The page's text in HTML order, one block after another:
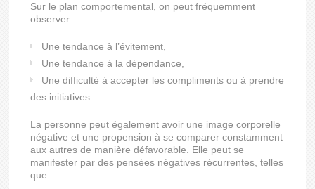
Sur le plan comportemental, on peut fréquemment
observer :
Une tendance à l’évitement,
Une tendance à la dépendance,
Une difficulté à accepter les compliments ou à prendre
des initiatives.
La personne peut également avoir une image corporelle
négative et une propension à se comparer constamment
aux autres de manière défavorable. Elle peut se
manifester par des pensées négatives récurrentes, telles
que :